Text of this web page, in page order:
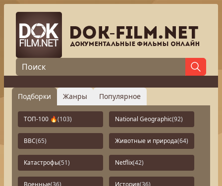
Подборки Жанры Популярное
ТОП-100 🔥(103) National Geographic(92)
BBC(65) Животные и природа(64)
Катастрофы(51) Netflix(42)
Военные(36) История(36)